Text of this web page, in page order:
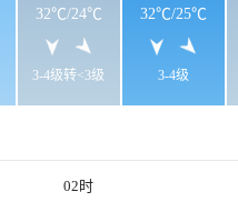
32℃/24℃
3-4级转<3级
32℃/25℃
3-4级
02时